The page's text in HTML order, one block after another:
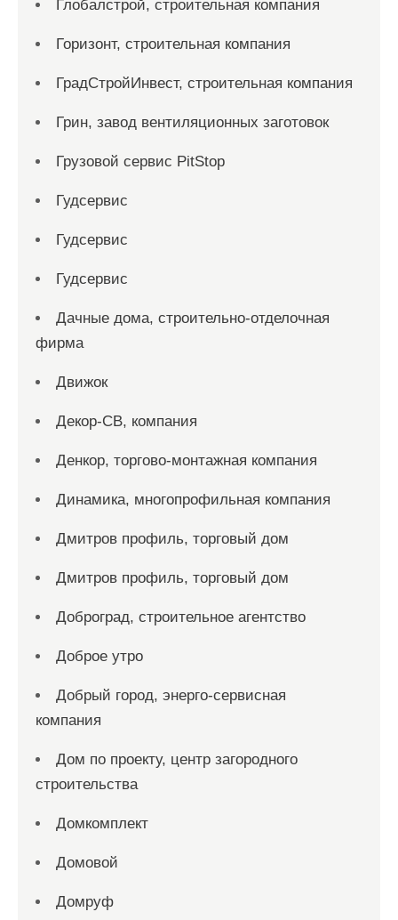
Глобалстрой, строительная компания
Горизонт, строительная компания
ГрадСтройИнвест, строительная компания
Грин, завод вентиляционных заготовок
Грузовой сервис PitStop
Гудсервис
Гудсервис
Гудсервис
Дачные дома, строительно-отделочная
фирма
Движок
Декор-СВ, компания
Денкор, торгово-монтажная компания
Динамика, многопрофильная компания
Дмитров профиль, торговый дом
Дмитров профиль, торговый дом
Доброград, строительное агентство
Доброе утро
Добрый город, энерго-сервисная
компания
Дом по проекту, центр загородного
строительства
Домкомплект
Домовой
Домруф